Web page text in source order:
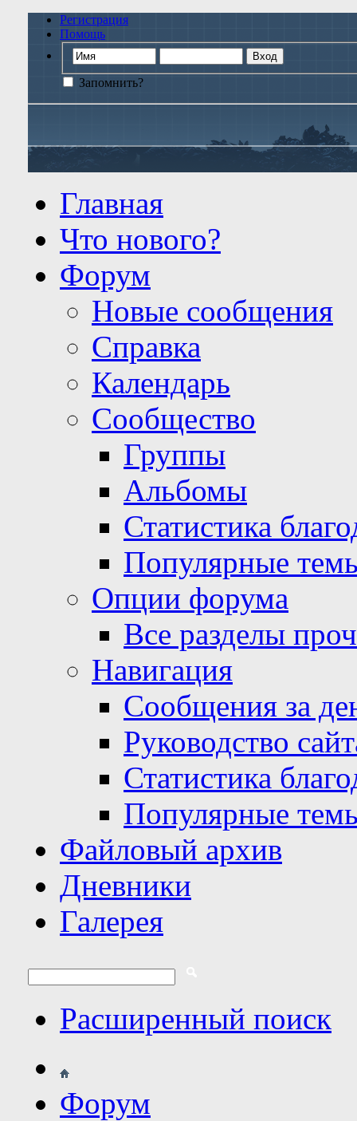
Регистрация
Помощь
Запомнить?
Главная
Что нового?
Форум
Новые сообщения
Справка
Календарь
Сообщество
Группы
Альбомы
Статистика
Популярные
Опции форума
Все разделы
Навигация
Сообщения за
Руководство
Статистика
Популярные
Файловый архив
Дневники
Галерея
Расширенный поиск
Форум